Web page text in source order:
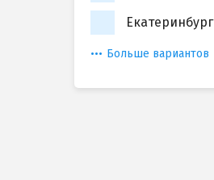
Екатеринбург
Больше вариантов